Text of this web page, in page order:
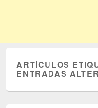
ARTÍCULOS
ENTRADAS